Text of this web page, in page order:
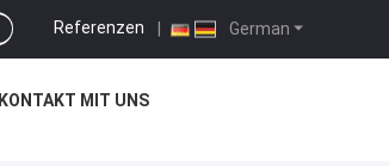
German
Referenzen |
KONTAKT MIT UNS